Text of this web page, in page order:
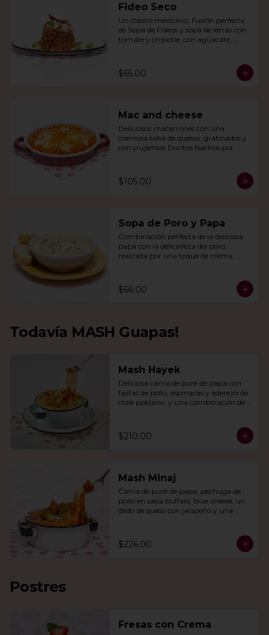
Fideo Seco
Un clásico mexicano: Fusión perfecta
de Sopa de Fideos y sopa de letras con
tomate y chipotle, con aguacate,
$65.00
Mac and cheese
Deliciosos macarrones con una
cremosa salsa de quesos, gratinados y
con crujientes Doritos Nachos por
$105.00
Sopa de Poro y Papa
Combinación perfecta de la deliciosa
papa con la delicadeza del poro,
realzada por una toque de crema,
$66.00
Todavía MASH Guapas!
Mash Hayek
Deliciosa cama de puré de papa con
fajitas de pollo, espinacas y aderezo de
chile poblano  y una combinación de
$210.00
Mash Minaj
Cama de puré de papa, pechuga de
pollo en salsa buffalo, blue cheese, un
dedo de queso con jalapeño y una
$226.00
Postres
Fresas con Crema